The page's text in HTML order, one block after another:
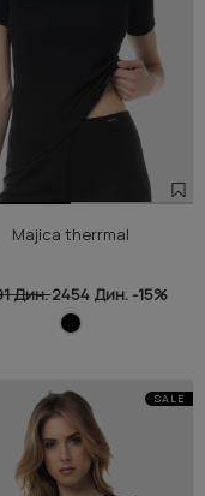
Majica therrmal
Дин.2454 Дин. -15%
SALE